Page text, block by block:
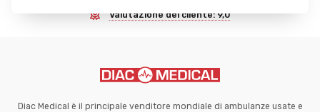
Valutazione del cliente: 9,0
Diac Medical è il principale venditore mondiale di ambulanze usate e